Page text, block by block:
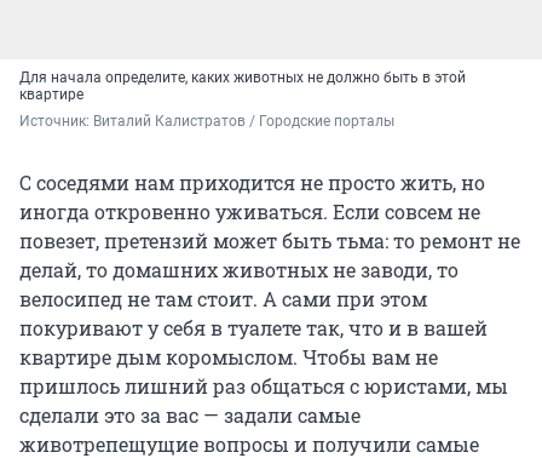
Для начала определите, каких животных не должно быть в этой
квартире
Источник: Виталий Калистратов / Городские порталы
С соседями нам приходится не просто жить, но
иногда откровенно уживаться. Если совсем не
повезет, претензий может быть тьма: то ремонт не
делай, то домашних животных не заводи, то
велосипед не там стоит. А сами при этом
покуривают у себя в туалете так, что и в вашей
квартире дым коромыслом. Чтобы вам не
пришлось лишний раз общаться с юристами, мы
сделали это за вас — задали самые
животрепещущие вопросы и получили самые